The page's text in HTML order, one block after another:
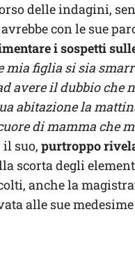
delle indagini,
con le sue
i sospetti
mia figlia si sia
avere il dubbio che
abitazione la
di mamma che
il suo, purtroppo
scorta degli
anche la
alle sue medesime